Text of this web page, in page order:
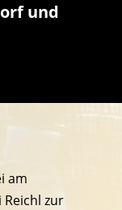
und
am
Reichl zur